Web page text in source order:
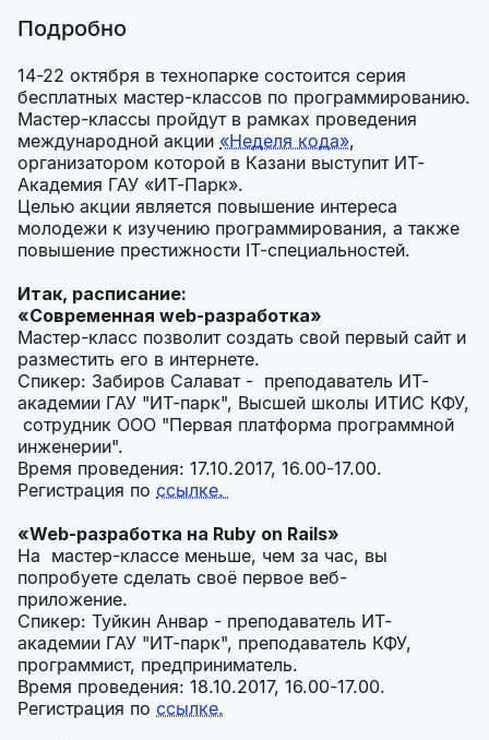
Подробно
14-22 октября в технопарке состоится серия
бесплатных мастер-классов по программированию.
Мастер-классы пройдут в рамках проведения
международной акции «Неделя кода»,
организатором которой в Казани выступит ИТ-
Академия ГАУ «ИТ-Парк».
Целью акции является повышение интереса
молодежи к изучению программирования, а также
повышение престижности IT-специальностей.
Итак, расписание:
«Современная web-разработка»
Мастер-класс позволит создать свой первый сайт и
разместить его в интернете.
Спикер: Забиров Салават - преподаватель ИТ-
академии ГАУ "ИТ-парк", Высшей школы ИТИС КФУ,
сотрудник ООО "Первая платформа программной
инженерии".
Время проведения: 17.10.2017, 16.00-17.00.
Регистрация по ссылке.
«Web-разработка на Ruby on Rails»
На мастер-классе меньше, чем за час, вы
попробуете сделать своё первое веб-
приложение.
Спикер: Туйкин Анвар - преподаватель ИТ-
академии ГАУ "ИТ-парк", преподаватель КФУ,
программист, предприниматель.
Время проведения: 18.10.2017, 16.00-17.00.
Регистрация по ссылке.